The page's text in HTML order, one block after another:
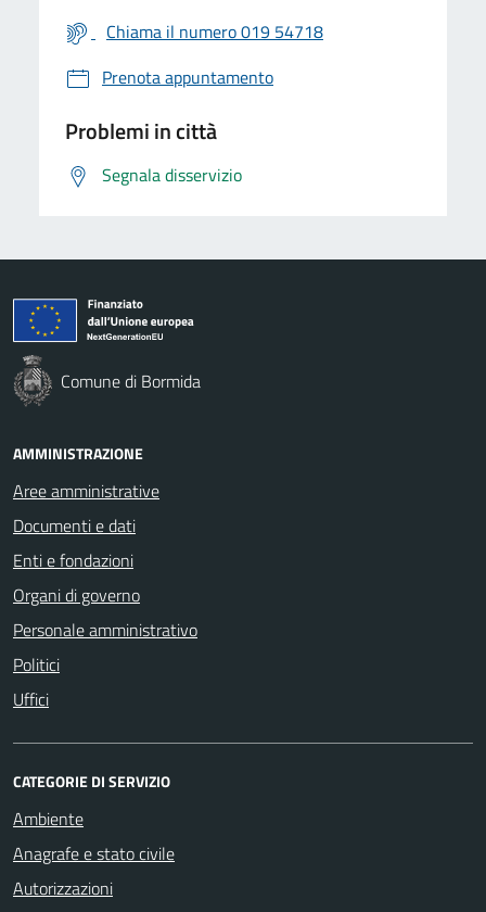
Chiama il numero 019 54718
Prenota appuntamento
Problemi in città
Segnala disservizio
Comune di Bormida
AMMINISTRAZIONE
Aree amministrative
Documenti e dati
Enti e fondazioni
Organi di governo
Personale amministrativo
Politici
Uffici
CATEGORIE DI SERVIZIO
Ambiente
Anagrafe e stato civile
Autorizzazioni